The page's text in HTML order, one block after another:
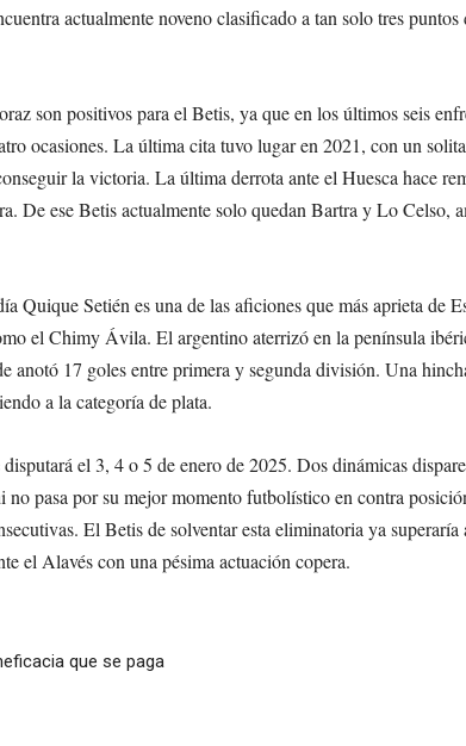
actualmente noveno clasificado a tan solo tres puntos
son positivos para el Betis, ya que en los últimos seis
ocasiones. La última cita tuvo lugar en 2021, con un
la victoria. La última derrota ante el Huesca hace
De ese Betis actualmente solo quedan Bartra y Lo Celso,
Quique Setién es una de las aficiones que más aprieta de
el Chimy Ávila. El argentino aterrizó en la península
anotó 17 goles entre primera y segunda división. Una
a la categoría de plata.
el 3, 4 o 5 de enero de 2025. Dos dinámicas
pasa por su mejor momento futbolístico en contra
El Betis de solventar esta eliminatoria ya superaría
el Alavés con una pésima actuación copera.
que se paga